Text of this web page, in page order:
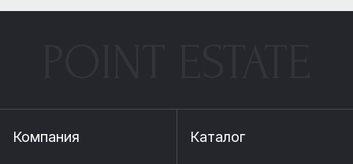
Компания Каталог